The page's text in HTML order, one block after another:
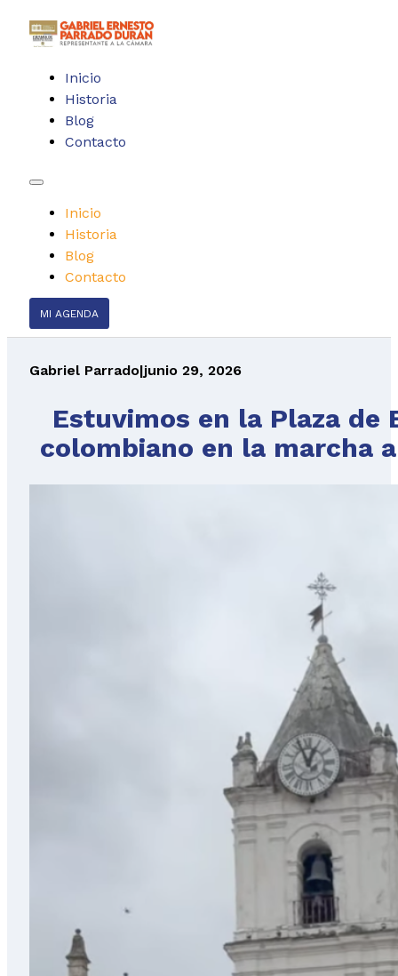
Inicio
Historia
Blog
Contacto
Inicio
Historia
Blog
Contacto
MI AGENDA
Gabriel Parrado|junio 29, 2026
Estuvimos en la Plaza
colombiano en la marcha